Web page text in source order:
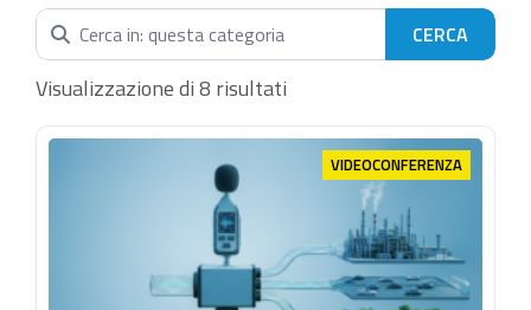
Cerca nella categoria...
Visualizzazione di 8 risultati
VIDEOCONFERENZA